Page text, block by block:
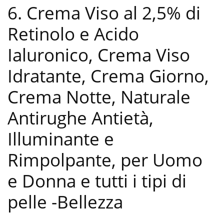
6. Crema Viso al 2,5% di
Retinolo e Acido
Ialuronico, Crema Viso
Idratante, Crema Giorno,
Crema Notte, Naturale
Antirughe Antietà,
Illuminante e
Rimpolpante, per Uomo
e Donna e tutti i tipi di
pelle -Bellezza